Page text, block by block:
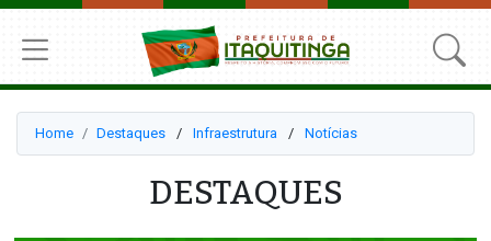
Home Destaques ⠀/⠀ Infraestrutura ⠀/⠀ Notícias
DESTAQUES